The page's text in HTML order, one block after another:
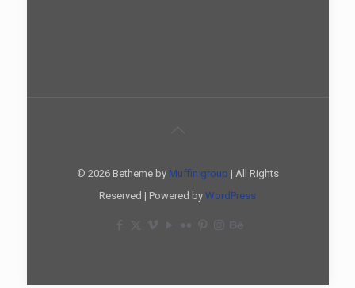
© 2026 Betheme by Muffin group | All Rights
Reserved | Powered by WordPress